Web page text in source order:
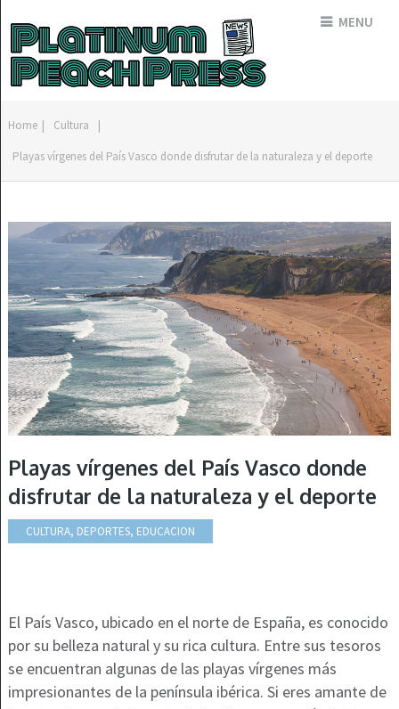
MENU
Home | Cultura |
Playas vírgenes del País Vasco donde disfrutar de la naturaleza y el deporte
Playas vírgenes del País Vasco donde
disfrutar de la naturaleza y el deporte
CULTURA, DEPORTES, EDUCACION
El País Vasco, ubicado en el norte de España, es conocido
por su belleza natural y su rica cultura. Entre sus tesoros
se encuentran algunas de las playas vírgenes más
impresionantes de la península ibérica. Si eres amante de